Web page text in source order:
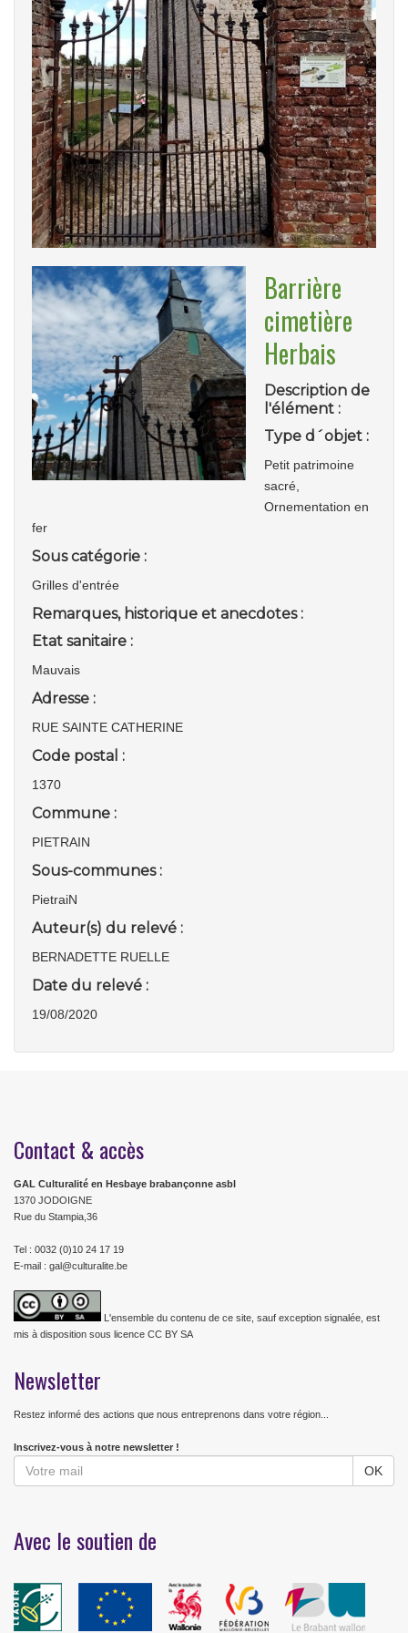
Barrière
cimetière
Herbais
Description de
l'élément :
Type d´objet :
Petit patrimoine
sacré,
Ornementation en
fer
Sous catégorie :
Grilles d'entrée
Remarques, historique et anecdotes :
Etat sanitaire :
Mauvais
Adresse :
RUE SAINTE CATHERINE
Code postal :
1370
Commune :
PIETRAIN
Sous-communes :
PietraiN
Auteur(s) du relevé :
BERNADETTE RUELLE
Date du relevé :
19/08/2020
Contact & accès
GAL Culturalité en Hesbaye brabançonne asbl
1370 JODOIGNE
Rue du Stampia,36
Tel : 0032 (0)10 24 17 19
E-mail : gal@culturalite.be
L'ensemble du contenu de ce site, sauf exception signalée, est
mis à disposition sous licence CC BY SA
Newsletter
Restez informé des actions que nous entreprenons dans votre région...
Inscrivez-vous à notre newsletter !
Avec le soutien de